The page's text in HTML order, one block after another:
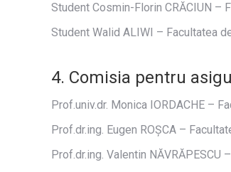
Student Cosmin-Florin CRĂCIUN –
Student Walid ALIWI – Facultatea
4. Comisia pentru
Prof.univ.dr. Monica IORDACHE –
Prof.dr.ing. Eugen ROȘCA –
Prof.dr.ing. Valentin